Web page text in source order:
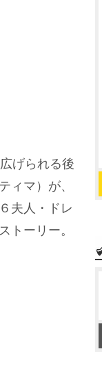
げられる後
ィマ）が、
夫人・ドレ
トーリー。